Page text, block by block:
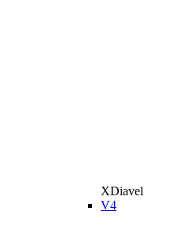
XDiavel
V4